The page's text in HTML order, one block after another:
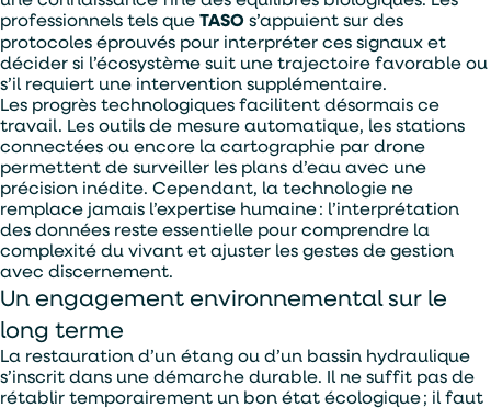
En soumettant ce formulaire, j'accepte que les
informations saisies soient exploitées par TASO
dans le cadre de ma demande de devis.
ENVOYER
professionnels tels queTASOs’appuient sur des
protocoles éprouvés pour interpréter ces signaux et
décider si l’écosystème suit une trajectoire favorable ou
s’il requiert une intervention supplémentaire.
Les progrès technologiques facilitent désormais ce
travail. Les outils de mesure automatique, les stations
connectées ou encore la cartographie par drone
permettent de surveiller les plans d’eau avec une
précision inédite. Cependant, la technologie ne
remplace jamais l’expertise humaine : l’interprétation
des données reste essentielle pour comprendre la
complexité du vivant et ajuster les gestes de gestion
avec discernement.
Un engagement environnemental sur le
long terme
La restauration d’un étang ou d’un bassin hydraulique
s’inscrit dans une démarche durable. Il ne suffit pas de
rétablir temporairement un bon état écologique ; il faut